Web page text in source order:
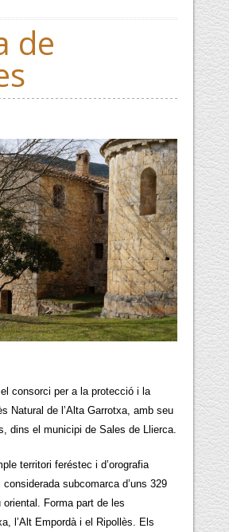
de
consorci per a la protecció i la
Natural de l’Alta Garrotxa, amb seu
dins el municipi de Sales de Llierca.
territori feréstec i d’orografia
subcomarca d’uns 329
Forma part de les
l’Alt Empordà i el Ripollès. Els